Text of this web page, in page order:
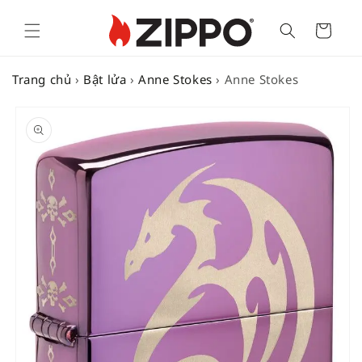
Cart
Trang chủ › Bật lửa ›Anne Stokes › Anne Stokes
PRODUCT
INFORMATION